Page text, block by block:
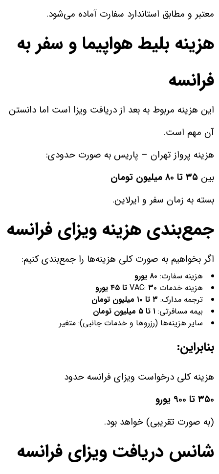
معتبر و مطابق استاندارد سفارت آماده می‌شود.
هزینه بلیط هواپیما و سفر به
فرانسه
این هزینه مربوط به بعد از دریافت ویزا است اما دانستن
آن مهم است.
هزینه پرواز تهران – پاریس به صورت حدودی:
بین ۳۵ تا ۸۰ میلیون تومان
بسته به زمان سفر و ایرلاین.
جمع‌بندی هزینه ویزای فرانسه
اگر بخواهیم به صورت کلی هزینه‌ها را جمع‌بندی کنیم:
هزینه سفارت: ۸۰ یورو
هزینه خدمات VAC: ۳۰ تا ۴۵ یورو
ترجمه مدارک: ۳ تا ۱۰ میلیون تومان
بیمه مسافرتی: ۱ تا ۵ میلیون تومان
سایر هزینه‌ها (رزروها و خدمات جانبی): متغیر
بنابراین:
هزینه کلی درخواست ویزای فرانسه حدود
۳۵۰ تا ۹۰۰ یورو
(به صورت تقریبی) خواهد بود.
شانس دریافت ویزای فرانسه